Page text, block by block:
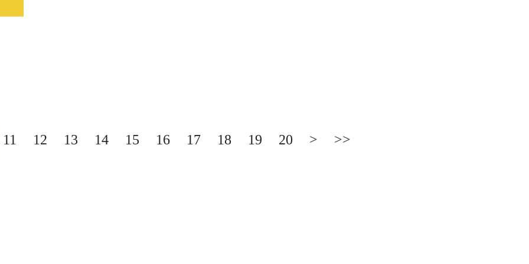
11 12 13 14 15 16 17 18 19 20
30 > >>